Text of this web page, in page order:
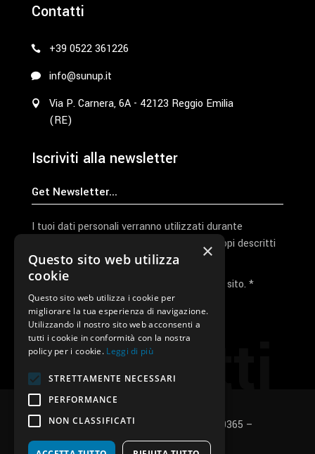
Contatti
Contatti
+39 0522 361226
info@sunup.it
Via P. Carnera, 6A - 42123 Reggio Emilia
(RE)
Iscriviti alla newsletter
I tuoi dati personali verranno utilizzati durante
l'elaborazione della richiesta e per altri scopi descritti
nella nostraprivacy policy
Ho letto e accetto la privacy policy del sito. *
Invia I Dati
SUNUP S.r.l. – P.Iva e C.F.: 03496530365 –
Privacy policy –Cookies policy
×
Questo sito web utilizza
cookie
Questo sito web utilizza i cookie per
migliorare la tua esperienza di navigazione.
Utilizzando il nostro sito web acconsenti a
tutti i cookie in conformità con la nostra
policy per i cookie. Leggi di più
STRETTAMENTE NECESSARI
PERFORMANCE
NON CLASSIFICATI